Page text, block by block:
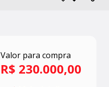
Valor para compra
R$ 230.000,00